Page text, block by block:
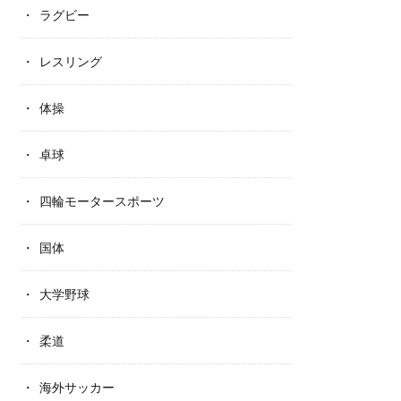
ラグビー
レスリング
体操
卓球
四輪モータースポーツ
国体
大学野球
柔道
海外サッカー